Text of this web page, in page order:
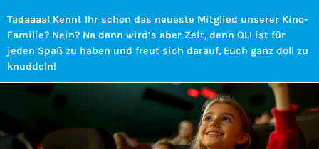
Tadaaaa! Kennt Ihr schon das neueste Mitglied unserer Kino-
Familie? Nein? Na dann wird’s aber Zeit, denn OLI ist für
jeden Spaß zu haben und freut sich darauf, Euch ganz doll zu
knuddeln!